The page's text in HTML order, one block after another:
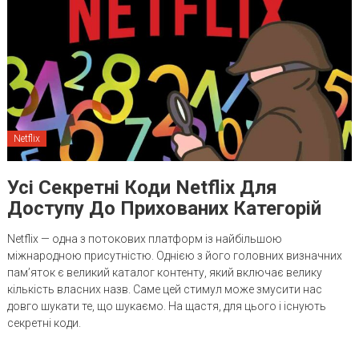
Netflix
Усі Секретні Коди Netflix Для
Доступу До Прихованих Категорій
Netflix — одна з потокових платформ із найбільшою
міжнародною присутністю. Однією з його головних визначних
пам’яток є великий каталог контенту, який включає велику
кількість власних назв. Саме цей стимул може змусити нас
довго шукати те, що шукаємо. На щастя, для цього і існують
секретні коди.